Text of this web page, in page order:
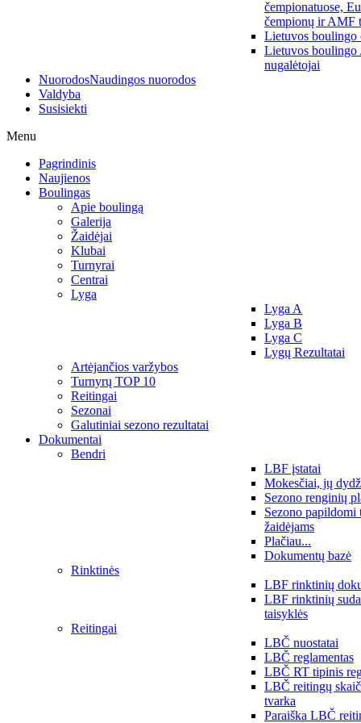
čempionatuose,
čempionų ir AMF
Lietuvos boulingo
Lietuvos boulingo
nugalėtojai
NuorodosNaudingos nuorodos
Valdyba
Susisiekti
Menu
Pagrindinis
Naujienos
Boulingas
Apie boulingą
Galerija
Žaidėjai
Klubai
Turnyrai
Centrai
Lyga
Lyga A
Lyga B
Lyga C
Lygų Rezultatai
Artėjančios varžybos
Turnyrų TOP 10
Reitingai
Sezonai
Galutiniai sezono rezultatai
Dokumentai
Bendri
LBF įstatai
Mokesčiai, jų
Sezono renginių
Sezono papildomi
žaidėjams
Plačiau...
Dokumentų bazė
Rinktinės
LBF rinktinių
LBF rinktinių
taisyklės
Reitingai
LBČ nuostatai
LBČ reglamentas
LBČ RT tipinis
LBČ reitingų
tvarka
Paraiška LBČ